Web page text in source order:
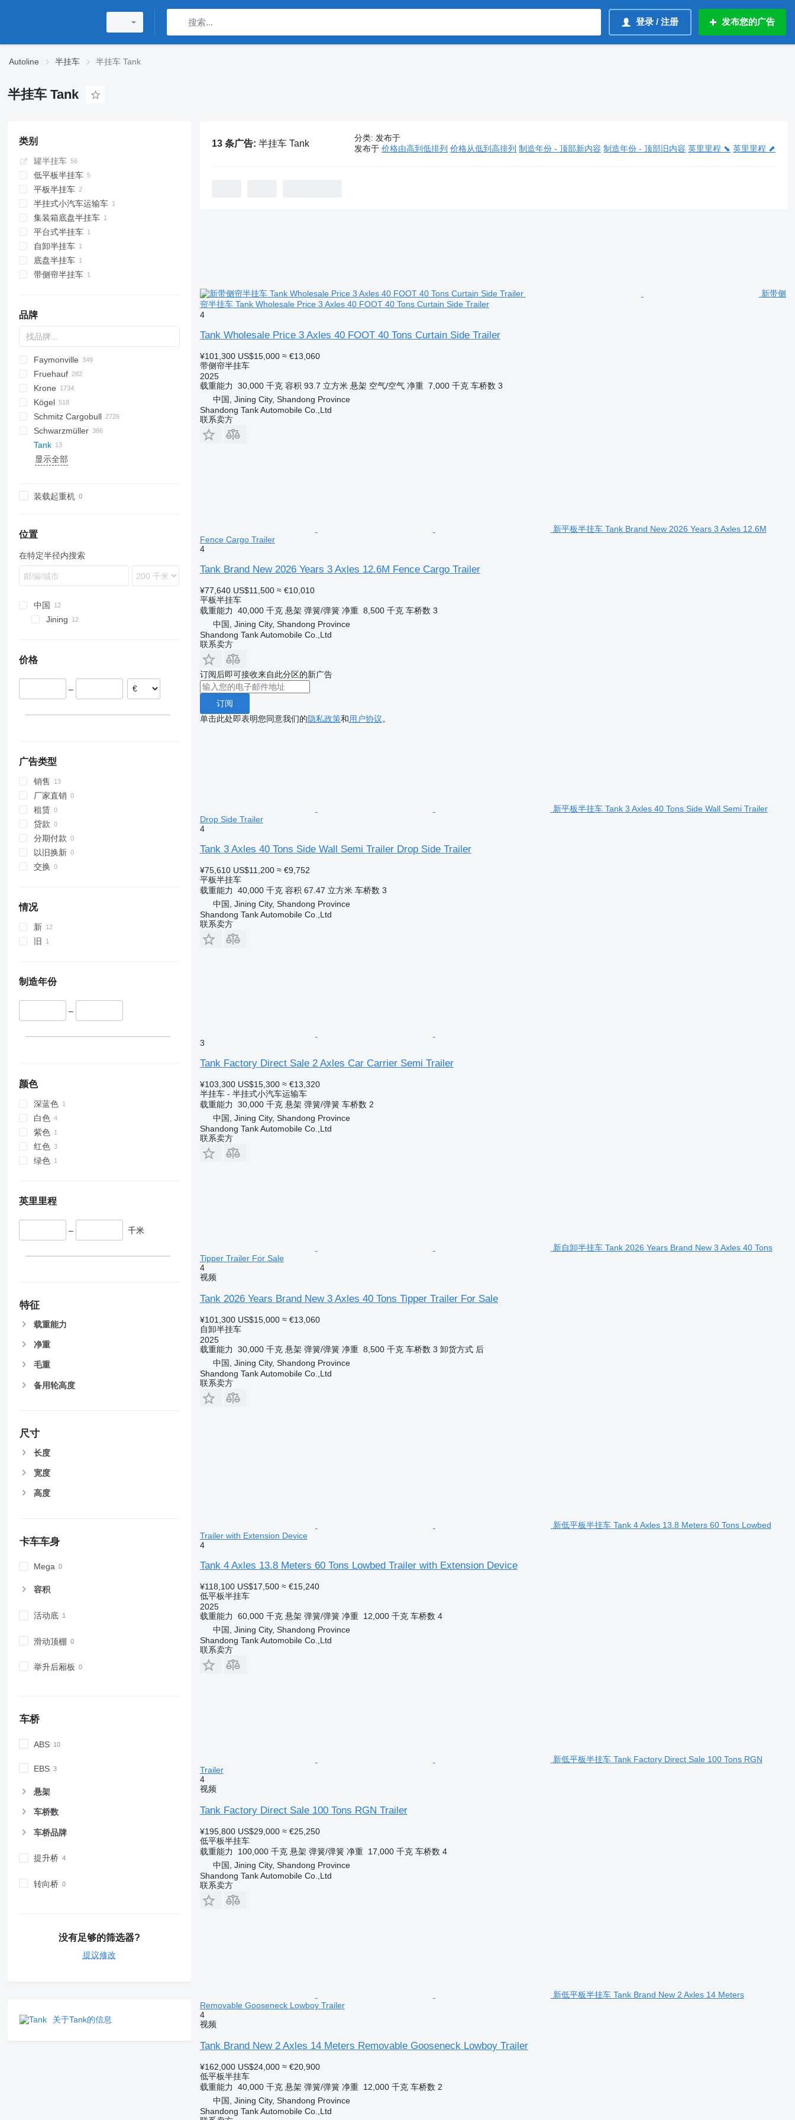
登录 / 注册 发布您的广告
Autoline 半挂车 半挂车 Tank
半挂车 Tank
类别
罐半挂车
低平板半挂车
平板半挂车
半挂式小汽车运输车
集装箱底盘半挂车
平台式半挂车
自卸半挂车
底盘半挂车
带侧帘半挂车
品牌
S44315CHC
OKA
OKHS
OKS
AS
PS
SFCL
HTS
Agriliner
Bulkliner
C-series
Jumboliner
Landliner
Optiliner
T-series
N-series
SAPL
S-series
KIS
NN
2 series
3 series
4 series
5 series
6 series
E series
TSAA
ADR
BPA
BPDO
BPO
CCS
CHKS
CSS
CSD
Inogam
Tecnogam
SG
LVO
CT
FT
EF
Sliding
Stack
ADR
OPL
OPP
A-series
Logo
P-series
Z-series
TXA
L-series
T-series
EM
19
37
ZDK
Faymonville
MAX
Multi
SPZ
STBZ
STN
STZ
DHKA
DHKS
DK
DTS
EDK
SDS
SZS
FLO
HW
Fruehauf
Oplegger
T-series
TF
TX
SGB
SPZ
STN
STPA
STZ
THP
TU
GS
GA
DRO
GLT3
SB
NTG
STTM3N
SDS-H
HSA
99981
DO
TO
S-series
KLP
D-series
S-series
T-series
SKD
SKM
SP
GTS
K-series
CF
Krone
Mega Liner
Profi Liner
SD
SDC
SDK
SZ
LB
SB
SC
SKB
SLA
Kögel
S 24
SK
SN
SP
ZVKA
0-2
0-3
O-3
LVFS
SR2
SBH
SGL
SK
LTF
LTP
SR
SBS
HTM
Eurolohr
TGA
MAX100
MAC
MNL
G-series
MHKS
MHPS
SA
SL
SD
MPG
MPS
MTS
AM
EURO
TRS
K-series
SPL
SVF
SMR
T-series
ONCR
EURO
MCO
OSD
OSDS
S-series
EDK
OL
OGT
ET3
SXD
T-series
TBD
TXD
NPL
NS
NV
SBA
SCT
S-series
C70
RHKS
RSBS
Premium
Euro
NS
ROC
Kaiser
Auriga
Formula
S-series
SP
Mega
S338
SR
ST
R-series
EuroCombi
EuroCompact
FlatCombi
InterCombi
Schmitz Cargobull
KO
MEGA
S-series
SCS
SPR
SW
Schwarzmüller
HKS
S1
CS
SF
SP
SGL
SLG
S-series
V-series
AM
TCH
4.SOU
F-series
Tank
KP
GL
LPRS
D 651
SP
ST
FS
A-series
SZ
36
VO
LPRS
S 327
NJ
D-series
36
47
L-series
显示全部
装载起重机
位置
在特定半径内搜索
中国
Jining
价格
–
广告类型
销售
厂家直销
租赁
贷款
分期付款
以旧换新
交换
情况
新
旧
制造年份
–
颜色
深蓝色
白色
紫色
红色
绿色
英里里程
– 千米
特征
载重能力
净重
毛重
备用轮高度
尺寸
长度
宽度
高度
卡车车身
Mega
容积
活动底
滑动顶棚
举升后厢板
车桥
ABS
EBS
悬架
车桥数
车桥品牌
提升桥
转向桥
没有足够的筛选器?
提议修改
关于Tank的信息
13 条广告: 半挂车 Tank
分类: 发布于
发布于 价格由高到低排列 价格从低到高排列 制造年份 - 顶部新内容 制造年份 - 顶部旧内容 英里里程 ⬊ 英里里程 ⬈
新带侧
帘半挂车 Tank Wholesale Price 3 Axles 40 FOOT 40 Tons Curtain Side Trailer
4
Tank Wholesale Price 3 Axles 40 FOOT 40 Tons Curtain Side Trailer
¥101,300 US$15,000 ≈ €13,060
带侧帘半挂车
2025
载重能力
30,000 千克 容积 93.7 立方米 悬架 空气/空气 净重 7,000 千克 车桥数 3
中国, Jining City, Shandong Province
Shandong Tank Automobile Co.,Ltd
联系卖方
新平板半挂车 Tank Brand New 2026 Years 3 Axles 12.6M
Fence Cargo Trailer
4
Tank Brand New 2026 Years 3 Axles 12.6M Fence Cargo Trailer
¥77,640 US$11,500 ≈ €10,010
平板半挂车
载重能力
40,000 千克 悬架 弹簧/弹簧 净重 8,500 千克 车桥数 3
中国, Jining City, Shandong Province
Shandong Tank Automobile Co.,Ltd
联系卖方
订阅后即可接收来自此分区的新广告
订阅
单击此处即表明您同意我们的隐私政策和用户协议。
新平板半挂车 Tank 3 Axles 40 Tons Side Wall Semi Trailer
Drop Side Trailer
4
Tank 3 Axles 40 Tons Side Wall Semi Trailer Drop Side Trailer
¥75,610 US$11,200 ≈ €9,752
平板半挂车
载重能力
40,000 千克 容积 67.47 立方米 车桥数 3
中国, Jining City, Shandong Province
Shandong Tank Automobile Co.,Ltd
联系卖方
3
Tank Factory Direct Sale 2 Axles Car Carrier Semi Trailer
¥103,300 US$15,300 ≈ €13,320
半挂车 - 半挂式小汽车运输车
载重能力
30,000 千克 悬架 弹簧/弹簧 车桥数 2
中国, Jining City, Shandong Province
Shandong Tank Automobile Co.,Ltd
联系卖方
新自卸半挂车 Tank 2026 Years Brand New 3 Axles 40 Tons
Tipper Trailer For Sale
4
视频
Tank 2026 Years Brand New 3 Axles 40 Tons Tipper Trailer For Sale
¥101,300 US$15,000 ≈ €13,060
自卸半挂车
2025
载重能力
30,000 千克 悬架 弹簧/弹簧 净重 8,500 千克 车桥数 3 卸货方式 后
中国, Jining City, Shandong Province
Shandong Tank Automobile Co.,Ltd
联系卖方
新低平板半挂车 Tank 4 Axles 13.8 Meters 60 Tons Lowbed
Trailer with Extension Device
4
Tank 4 Axles 13.8 Meters 60 Tons Lowbed Trailer with Extension Device
¥118,100 US$17,500 ≈ €15,240
低平板半挂车
2025
载重能力
60,000 千克 悬架 弹簧/弹簧 净重 12,000 千克 车桥数 4
中国, Jining City, Shandong Province
Shandong Tank Automobile Co.,Ltd
联系卖方
新低平板半挂车 Tank Factory Direct Sale 100 Tons RGN
Trailer
4
视频
Tank Factory Direct Sale 100 Tons RGN Trailer
¥195,800 US$29,000 ≈ €25,250
低平板半挂车
载重能力
100,000 千克 悬架 弹簧/弹簧 净重 17,000 千克 车桥数 4
中国, Jining City, Shandong Province
Shandong Tank Automobile Co.,Ltd
联系卖方
新低平板半挂车 Tank Brand New 2 Axles 14 Meters
Removable Gooseneck Lowboy Trailer
4
视频
Tank Brand New 2 Axles 14 Meters Removable Gooseneck Lowboy Trailer
¥162,000 US$24,000 ≈ €20,900
低平板半挂车
载重能力
40,000 千克 悬架 弹簧/弹簧 净重 12,000 千克 车桥数 2
中国, Jining City, Shandong Province
Shandong Tank Automobile Co.,Ltd